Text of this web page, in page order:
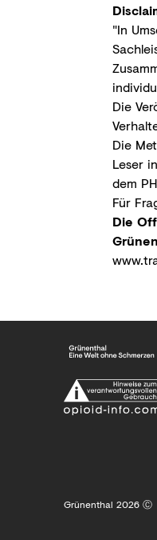
"In
Die
Die
Leser
dem
Für
Die
Grünenthal 2026 Ⓒ